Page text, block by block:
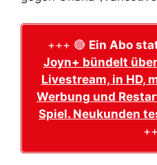
+++ 🔴 Ein Abo
Joyn+ bündelt
Livestream, in HD,
Werbung und
Spiel. Neukunden